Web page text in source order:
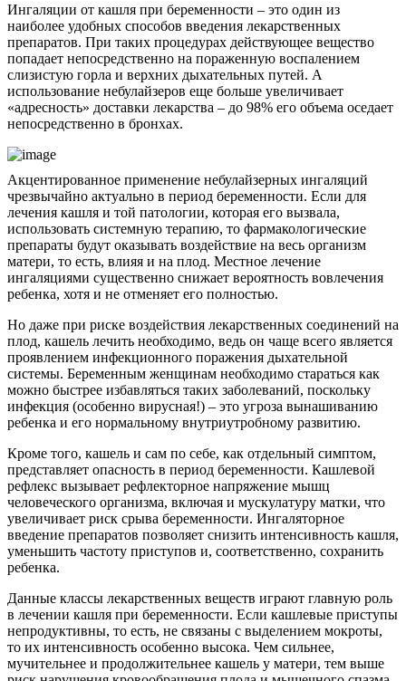
Ингаляции от кашля при беременности – это один из
наиболее удобных способов введения лекарственных
препаратов. При таких процедурах действующее вещество
попадает непосредственно на пораженную воспалением
слизистую горла и верхних дыхательных путей. А
использование небулайзеров еще больше увеличивает
«адресность» доставки лекарства – до 98% его объема оседает
непосредственно в бронхах.
Акцентированное применение небулайзерных ингаляций
чрезвычайно актуально в период беременности. Если для
лечения кашля и той патологии, которая его вызвала,
использовать системную терапию, то фармакологические
препараты будут оказывать воздействие на весь организм
матери, то есть, влияя и на плод. Местное лечение
ингаляциями существенно снижает вероятность вовлечения
ребенка, хотя и не отменяет его полностью.
Но даже при риске воздействия лекарственных соединений на
плод, кашель лечить необходимо, ведь он чаще всего является
проявлением инфекционного поражения дыхательной
системы. Беременным женщинам необходимо стараться как
можно быстрее избавляться таких заболеваний, поскольку
инфекция (особенно вирусная!) – это угроза вынашиванию
ребенка и его нормальному внутриутробному развитию.
Кроме того, кашель и сам по себе, как отдельный симптом,
представляет опасность в период беременности. Кашлевой
рефлекс вызывает рефлекторное напряжение мышц
человеческого организма, включая и мускулатуру матки, что
увеличивает риск срыва беременности. Ингаляторное
введение препаратов позволяет снизить интенсивность кашля,
уменьшить частоту приступов и, соответственно, сохранить
ребенка.
Данные классы лекарственных веществ играют главную роль
в лечении кашля при беременности. Если кашлевые приступы
непродуктивны, то есть, не связаны с выделением мокроты,
то их интенсивность особенно высока. Чем сильнее,
мучительнее и продолжительнее кашель у матери, тем выше